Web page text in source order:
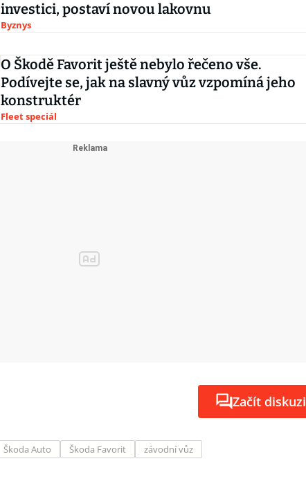
investici, postaví novou lakovnu
Byznys
O Škodě Favorit ještě nebylo řečeno vše.
Podívejte se, jak na slavný vůz vzpomíná jeho
konstruktér
Fleet speciál
Začít diskuzi
Škoda Auto Škoda Favorit závodní vůz